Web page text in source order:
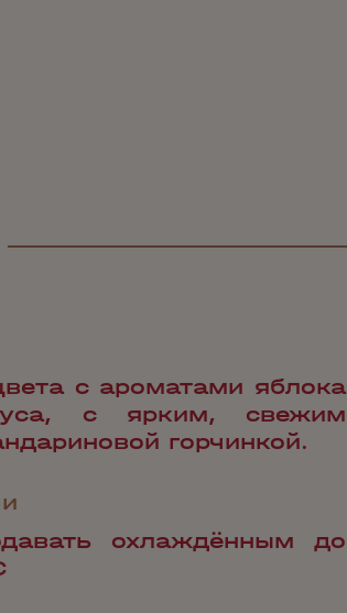
с ароматами яблока
c ярким, свежим
горчинкой.
охлаждённым до